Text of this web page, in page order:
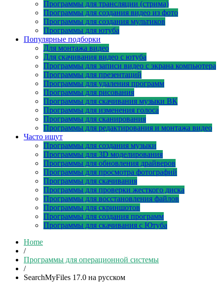
Программы для трансляции (стрима)
Программы для создания видео из фото
Программы для создания мультиков
Программы для ютуба
Популярные подборки
Для монтажа видео
Для скачивания видео с ютуба
Программы для записи видео с экрана компьютера
Программы для презентаций
Программы для удаления программ
Программы для рисования
Программы для скачивания музыки ВК
Программы для изменения голоса
Программы для сканирования
Программы для редактирования и монтажа видео
Часто ищут
Программы для создания музыки
Программы для 3D моделирования
Программы для обновления драйверов
Программы для просмотра фотографий
Программы для скачивания
Программы для проверки жесткого диска
Программы для восстановления файлов
Программы для скриншотов
Программы для создания программ
Программы для скачивания с Ютуба
Home
/
Программы для операционной системы
/
SearchMyFiles 17.0 на русском